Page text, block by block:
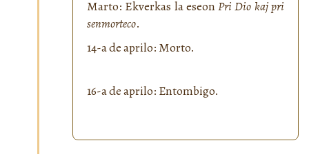
Marto: Ekverkas la eseonPri Dio kaj pri
senmorteco.
14-a de aprilo: Morto.
16-a de aprilo: Entombigo.